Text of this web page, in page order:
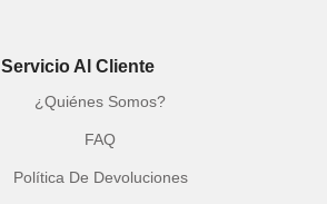
Servicio Al Cliente
¿Quiénes Somos?
FAQ
Política De Devoluciones